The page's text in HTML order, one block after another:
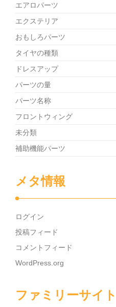
エアロパーツ
エクステリア
おもしろパーツ
タイヤの種類
ドレスアップ
パーツの量
パーツ名称
フロントウィング
未分類
補助機能パーツ
メタ情報
ログイン
投稿フィード
コメントフィード
WordPress.org
ファミリーサイト